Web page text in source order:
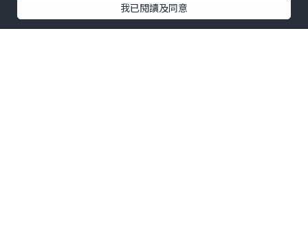
我已閱讀及同意